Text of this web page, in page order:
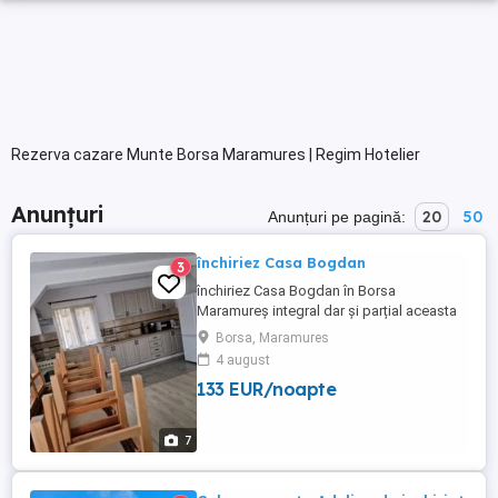
Rezerva cazare Munte Borsa Maramures | Regim Hotelier
Anunțuri Anunțuri pe pagină: 20 50
7
3 închiriez Casa Bogdan
închiriez Casa Bogdan în Borsa
Maramureș integral dar și parțial aceasta
conține un apartament cu baie proprie, și
2 dormitoare cu bai proprii ,living cu
bucătărie și baie proprie livingul dispune
de o canapea extensibila bucătărie
Borsa, Maramures
4 august
133 EUR/noapte